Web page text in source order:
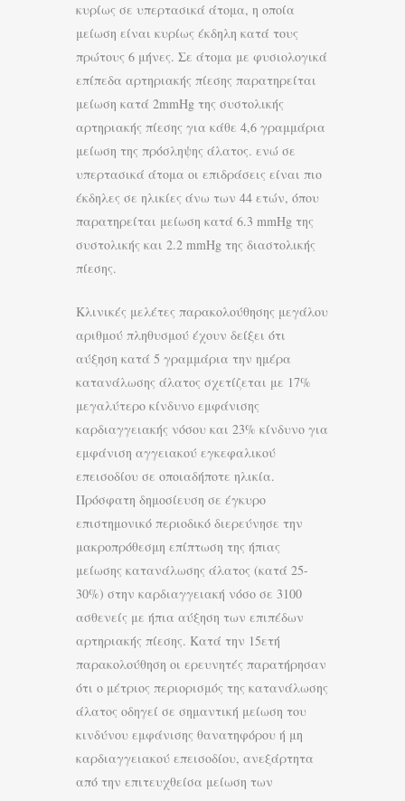
κυρίως σε υπερτασικά άτομα, η οποία
μείωση είναι κυρίως έκδηλη κατά τους
πρώτους 6 μήνες. Σε άτομα με φυσιολογικά
επίπεδα αρτηριακής πίεσης παρατηρείται
μείωση κατά 2mmHg της συστολικής
αρτηριακής πίεσης για κάθε 4,6 γραμμάρια
μείωση της πρόσληψης άλατος. ενώ σε
υπερτασικά άτομα οι επιδράσεις είναι πιο
έκδηλες σε ηλικίες άνω των 44 ετών, όπου
παρατηρείται μείωση κατά 6.3 mmHg της
συστολικής και 2.2 mmHg της διαστολικής
πίεσης.
Κλινικές μελέτες παρακολούθησης μεγάλου
αριθμού πληθυσμού έχουν δείξει ότι
αύξηση κατά 5 γραμμάρια την ημέρα
κατανάλωσης άλατος σχετίζεται με 17%
μεγαλύτερο κίνδυνο εμφάνισης
καρδιαγγειακής νόσου και 23% κίνδυνο για
εμφάνιση αγγειακού εγκεφαλικού
επεισοδίου σε οποιαδήποτε ηλικία.
Πρόσφατη δημοσίευση σε έγκυρο
επιστημονικό περιοδικό διερεύνησε την
μακροπρόθεσμη επίπτωση της ήπιας
μείωσης κατανάλωσης άλατος (κατά 25-
30%) στην καρδιαγγειακή νόσο σε 3100
ασθενείς με ήπια αύξηση των επιπέδων
αρτηριακής πίεσης. Κατά την 15ετή
παρακολούθηση οι ερευνητές παρατήρησαν
ότι ο μέτριος περιορισμός της κατανάλωσης
άλατος οδηγεί σε σημαντική μείωση του
κινδύνου εμφάνισης θανατηφόρου ή μη
καρδιαγγειακού επεισοδίου, ανεξάρτητα
από την επιτευχθείσα μείωση των